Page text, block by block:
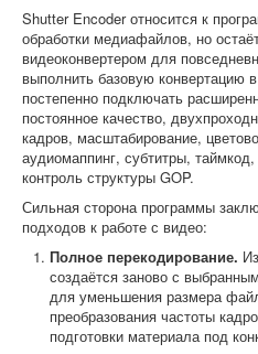
Shutter Encoder относится к
обработки медиафайлов, но
видеоконвертером для
выполнить базовую конвертацию
постепенно подключать
постоянное качество,
кадров, масштабирование,
аудиомаппинг, субтитры,
контроль структуры GOP.
Сильная сторона программы
подходов к работе с видео:
Полное перекодирование.
создаётся заново с
для уменьшения размера
преобразования частоты
подготовки материала под